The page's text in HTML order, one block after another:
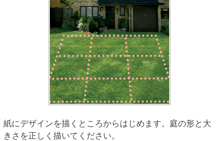
紙にデザインを描くところからはじめます。庭の形と大
きさを正しく描いてください。